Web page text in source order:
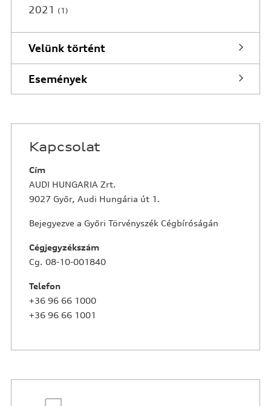
2021 1
Velünk történt
Események
Kapcsolat
Cím
AUDI HUNGARIA Zrt.
9027 Győr, Audi Hungária út 1.
Bejegyezve a Győri Törvényszék Cégbíróságán
Cégjegyzékszám
Cg. 08-10-001840
Telefon
+36 96 66 1000
+36 96 66 1001